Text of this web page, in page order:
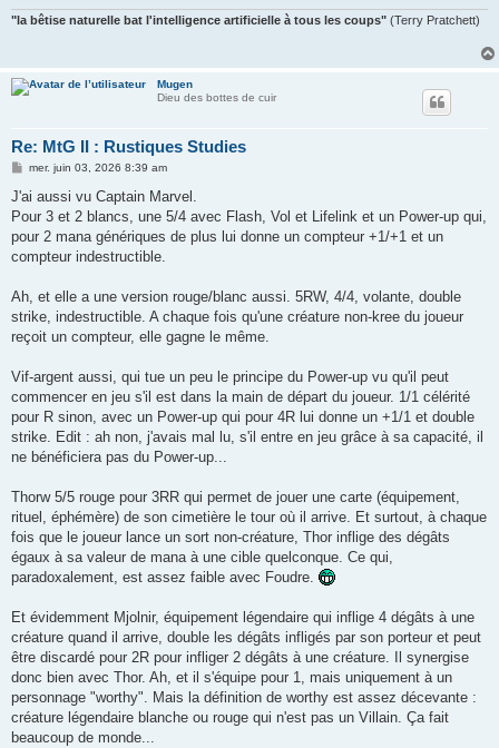
"la bêtise naturelle bat l'intelligence artificielle à tous les coups" (Terry Pratchett)
Mugen
Dieu des bottes de cuir
Re: MtG II : Rustiques Studies
M
s
a
g
mer. juin 03, 2026 8:39 am
J'ai aussi vu Captain Marvel.
Pour 3 et 2 blancs, une 5/4 avec Flash, Vol et Lifelink et un Power-up qui,
pour 2 mana génériques de plus lui donne un compteur +1/+1 et un
compteur indestructible.
Ah, et elle a une version rouge/blanc aussi. 5RW, 4/4, volante, double
strike, indestructible. A chaque fois qu'une créature non-kree du joueur
reçoit un compteur, elle gagne le même.
Vif-argent aussi, qui tue un peu le principe du Power-up vu qu'il peut
commencer en jeu s'il est dans la main de départ du joueur. 1/1 célérité
pour R sinon, avec un Power-up qui pour 4R lui donne un +1/1 et double
strike. Edit : ah non, j'avais mal lu, s'il entre en jeu grâce à sa capacité, il
ne bénéficiera pas du Power-up...
Thorw 5/5 rouge pour 3RR qui permet de jouer une carte (équipement,
rituel, éphémère) de son cimetière le tour où il arrive. Et surtout, à chaque
fois que le joueur lance un sort non-créature, Thor inflige des dégâts
égaux à sa valeur de mana à une cible quelconque. Ce qui,
paradoxalement, est assez faible avec Foudre.
Et évidemment Mjolnir, équipement légendaire qui inflige 4 dégâts à une
créature quand il arrive, double les dégâts infligés par son porteur et peut
être discardé pour 2R pour infliger 2 dégâts à une créature. Il synergise
donc bien avec Thor. Ah, et il s'équipe pour 1, mais uniquement à un
personnage "worthy". Mais la définition de worthy est assez décevante :
créature légendaire blanche ou rouge qui n'est pas un Villain. Ça fait
beaucoup de monde...